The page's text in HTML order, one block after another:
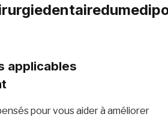
applicables
pour vous aider à améliorer